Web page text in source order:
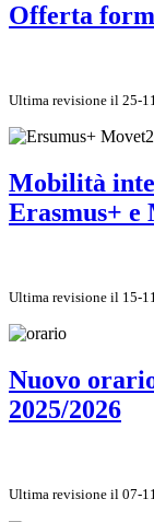
Offerta
Ultima revisione il 25-
Mobilità
Erasmus+ e
Ultima revisione il 15-
Nuovo
2025/2026
Ultima revisione il 07-